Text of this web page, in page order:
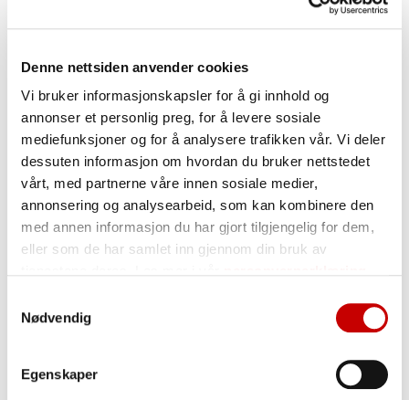
Denne nettsiden anvender cookies
Vi bruker informasjonskapsler for å gi innhold og
annonser et personlig preg, for å levere sosiale
mediefunksjoner og for å analysere trafikken vår. Vi deler
dessuten informasjon om hvordan du bruker nettstedet
vårt, med partnerne våre innen sosiale medier,
annonsering og analysearbeid, som kan kombinere den
med annen informasjon du har gjort tilgjengelig for dem,
eller som de har samlet inn gjennom din bruk av
Nødvendig
Egenskaper
2,5 ss
kakao
1,5 dl
melk
Sjokoladekrem
200 g
smør
100 g
melis